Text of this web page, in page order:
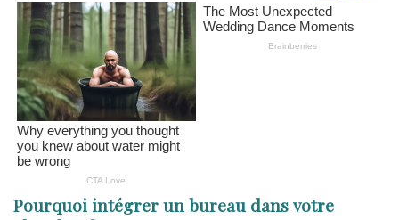
Pourquoi intégrer un bureau dans votre